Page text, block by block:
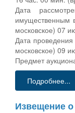
Дата
имущественным
московское) 07
Дата
московское) 09
Предмет
Подробнее...
Извещение